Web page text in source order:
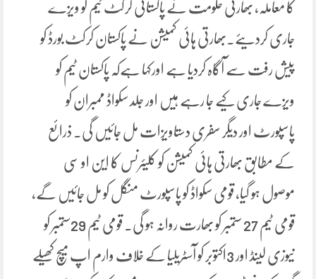
کا معاملہ، بھارتی حکومت نے پاکستانی کرکٹ ٹیم کو ویزے
جاری کردیئے۔بھارتی ہائی کمیشن نے پاکستان کرکٹ بورڈ کو
پیش رفت سے آگاہ کردیا ہے اورکہا ہےکہ پاکستان ٹیم کو
ویزے جاری کیے جا رہے ہیں اور جلد سکواڈ ممبران کو
پاسپورٹ اور دیگر سفری دستاویزات مل جائیں گی۔ ذرائع
کے مطابق بھارتی ہائی کمیشن کو کلیئرنس کا این او سی
موصول ہو گیا، قومی سکواڈ کو پاسپورٹ منگل کو مل جائیں گے،
قومی ٹیم 27 ستمبر کو بھارت روانہ ہو گی۔ قومی ٹیم 29ستمبر کو
نیوزی لینڈ اور 3اکتوبر کو آسٹریلیا کے خلاف وارم اپ میچ کھیلے